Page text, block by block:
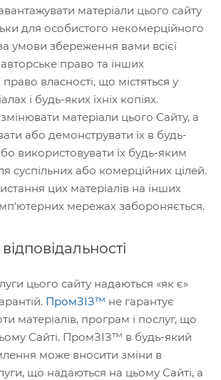
матеріали цього сайту
для особистого некомерційного
умови збереження вами всієї
право та інших
власності, що містяться у
і будь-яких їхніх копіях.
матеріали цього Сайту, а
або демонструвати їх в будь-
використовувати їх будь-яким
суспільних або комерційних цілей.
цих матеріалів на інших
мережах забороняється.
цього сайту надаються «як є»
ПромЗІЗ™ не гарантує
матеріалів, програм і послуг, що
Сайті. ПромЗІЗ™ в будь-який
може вносити зміни в
що надаються на цьому Сайті, а